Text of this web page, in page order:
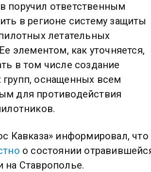
поручил ответственным
в регионе систему защиты
летательных
элементом, как уточняется,
в том числе создание
оснащенных всем
для противодействия
Кавказа» информировал, что
о состоянии
Ставрополье.